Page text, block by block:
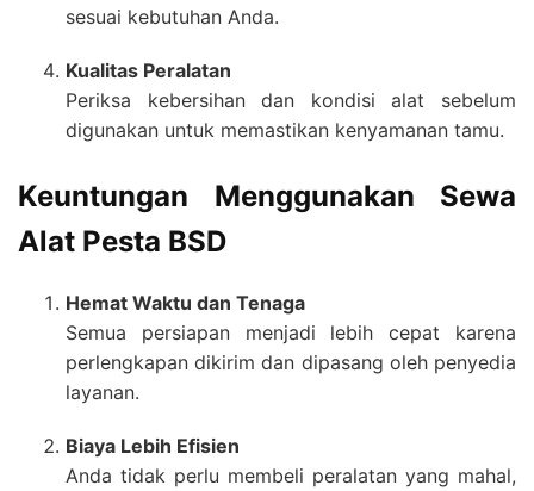
sesuai kebutuhan Anda.
Kualitas Peralatan
Periksa kebersihan dan kondisi alat sebelum
digunakan untuk memastikan kenyamanan tamu.
Keuntungan Menggunakan Sewa
Alat Pesta BSD
Hemat Waktu dan Tenaga
Semua persiapan menjadi lebih cepat karena
perlengkapan dikirim dan dipasang oleh penyedia
layanan.
Biaya Lebih Efisien
Anda tidak perlu membeli peralatan yang mahal,